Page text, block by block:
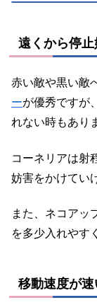
遠くから停
赤い敵や黒い敵
ーが優秀ですが
れない時もあり
コーネリアは射
妨害をかけてい
また、ネコアッ
を多少入れやす
移動速度が